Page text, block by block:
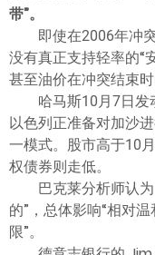
带”。
即使在2006年冲
没有真正支持轻率的“
甚至油价在冲突结束
哈马斯10月7日发
以色列正准备对加沙
一模式。股市高于10
权债券则走低。
巴克莱分析师认
的”，总体影响“相对
限”。